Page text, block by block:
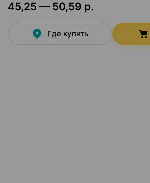
45,25 — 50,59 р.
Где купить